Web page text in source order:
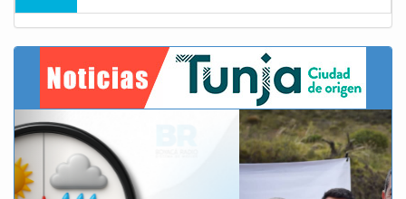
Previous Next